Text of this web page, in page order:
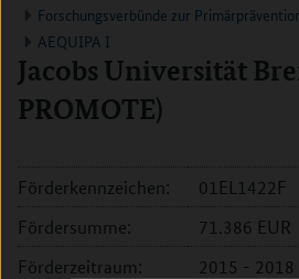
Forschungsverbünde zur
AEQUIPA I
Jacobs Universität
PROMOTE)
Förderkennzeichen:
01EL1422F
Fördersumme:
71.386 EUR
Förderzeitraum:
2015 - 2018